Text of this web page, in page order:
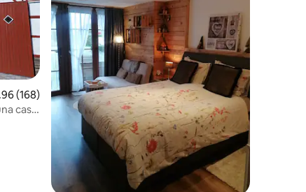
promedio: 4.96 de 5, 168 reseñas
(168)
casa